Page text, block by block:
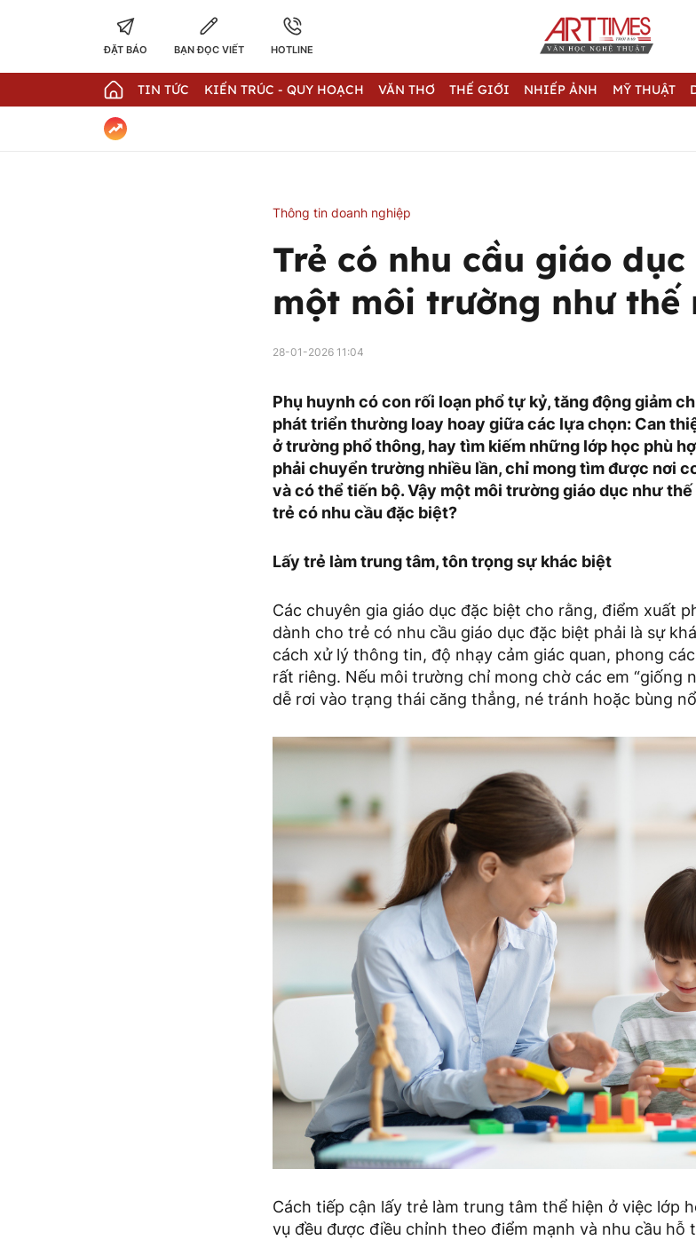
ĐẶT BÁO BẠN ĐỌC VIẾT HOTLINE
TIN TỨC KIẾN TRÚC - QUY HOẠCH VĂN THƠ THẾ GIỚI NHIẾP ẢNH MỸ THUẬT
Thông tin doanh nghiệp
Trẻ có nhu cầu giáo
một môi trường như thế
28-01-2026 11:04
Phụ huynh có con rối loạn phổ tự kỷ, tăng động giảm
phát triển thường loay hoay giữa các lựa chọn: Can
ở trường phổ thông, hay tìm kiếm những lớp học phù
phải chuyển trường nhiều lần, chỉ mong tìm được nơi
và có thể tiến bộ. Vậy một môi trường giáo dục như
trẻ có nhu cầu đặc biệt?
Lấy trẻ làm trung tâm, tôn trọng sự khác biệt
Các chuyên gia giáo dục đặc biệt cho rằng, điểm xuất
dành cho trẻ có nhu cầu giáo dục đặc biệt phải là sự
cách xử lý thông tin, độ nhạy cảm giác quan, phong
rất riêng. Nếu môi trường chỉ mong chờ các em “giống
dễ rơi vào trạng thái căng thẳng, né tránh hoặc bùng
Cách tiếp cận lấy trẻ làm trung tâm thể hiện ở việc lớp
vụ đều được điều chỉnh theo điểm mạnh và nhu cầu